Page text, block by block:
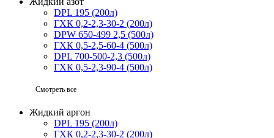
DPL 195 (200л)
ГХК 0,2-2,3-30-2 (200л)
DPW 650-499 2,5 (500л)
ГХК 0,5-2,5-60-4 (500л)
DPL 700-500-2,3 (500л)
ГХК 0,5-2,3-90-4 (500л)
Смотреть все
Жидкий аргон
DPL 195 (200л)
ГХК 0,2-2,3-30-2 (200л)